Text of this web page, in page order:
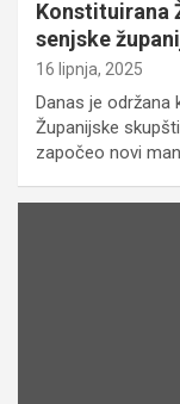
Konstituirana
senjske
16 lipnja, 2025
Danas je održana
Županijske
započeo novi